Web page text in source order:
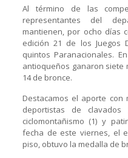
Al término de las
representantes del
mantienen, por ocho días
edición 21 de los Juegos
quintos Paranacionales.
antioqueños ganaron siete
14 de bronce.
Destacamos el aporte
deportistas de
ciclomontañismo (1) y
fecha de este viernes, el
piso, obtuvo la medalla de